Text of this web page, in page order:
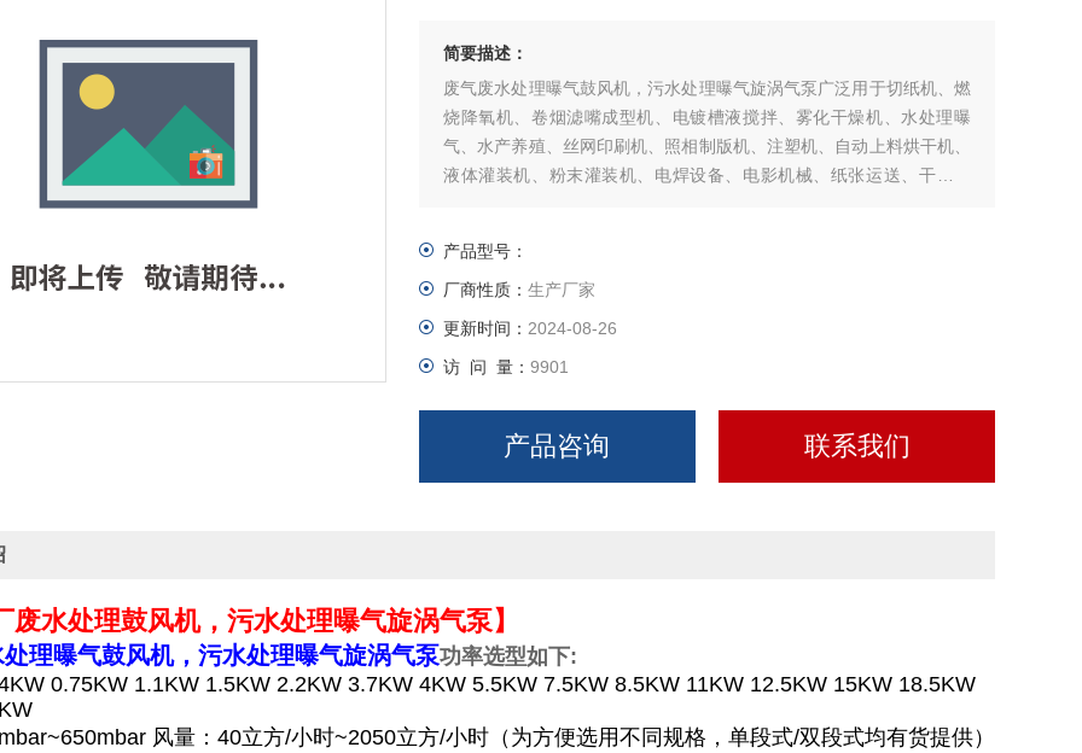
简要描述：
废气废水处理曝气鼓风机，污水处理曝气旋涡气泵广泛用于切纸机、燃
烧降氧机、卷烟滤嘴成型机、电镀槽液搅拌、雾化干燥机、水处理曝
气、水产养殖、丝网印刷机、照相制版机、注塑机、自动上料烘干机、
液体灌装机、粉末灌装机、电焊设备、电影机械、纸张运送、干洗衣
装、灌装、玻璃制品、气流输送等行业
产品型号：
厂商性质： 生产厂家
更新时间： 2024-08-26
访 问 量： 9901
产品咨询 联系我们
废水处理鼓风机，污水处理曝气旋涡气泵】
理曝气鼓风机，污水处理曝气旋涡气泵功率选型如下:
0.75KW 1.1KW 1.5KW 2.2KW 3.7KW 4KW 5.5KW 7.5KW 8.5KW 11KW 12.5KW 15KW 18.5KW
风量：40立方/小时~2050立方/小时（为方便选用不同规格，单段式/双段式均有货提供）